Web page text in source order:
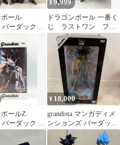
ボール
バーダック
¥9,999
ドラゴンボール 一番く
じ ラストワン フリ
ーザ バーダック
Grandista
ボールZ
バーダック フ
¥ 18,000
grandista マンガディメ
ンションズ バーダック
フィギュア